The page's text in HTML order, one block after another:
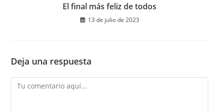
El final más feliz de todos
13 de julio de 2023
Deja una respuesta
Comentario